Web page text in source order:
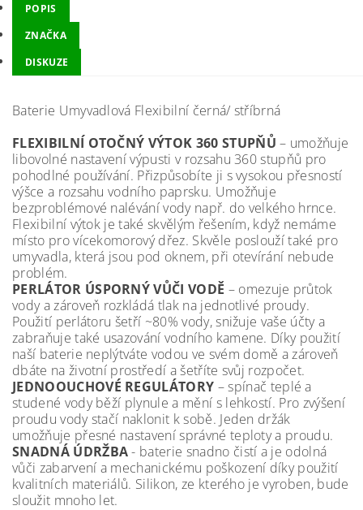
POPIS
ZNAČKA
DISKUZE
Baterie Umyvadlová Flexibilní černá/ stříbrná
FLEXIBILNÍ OTOČNÝ VÝTOK 360 STUPŇŮ – umožňuje
libovolné nastavení výpusti v rozsahu 360 stupňů pro
pohodlné používání. Přizpůsobíte ji s vysokou přesností
výšce a rozsahu vodního paprsku. Umožňuje
bezproblémové nalévání vody např. do velkého hrnce.
Flexibilní výtok je také skvělým řešením, když nemáme
místo pro vícekomorový dřez. Skvěle poslouží také pro
umyvadla, která jsou pod oknem, při otevírání nebude
problém.
PERLÁTOR ÚSPORNÝ VŮČI VODĚ – omezuje průtok
vody a zároveň rozkládá tlak na jednotlivé proudy.
Použití perlátoru šetří ~80% vody, snižuje vaše účty a
zabraňuje také usazování vodního kamene. Díky použití
naší baterie neplýtváte vodou ve svém domě a zároveň
dbáte na životní prostředí a šetříte svůj rozpočet.
JEDNOOUCHOVÉ REGULÁTORY – spínač teplé a
studené vody běží plynule a mění s lehkostí. Pro zvýšení
proudu vody stačí naklonit k sobě. Jeden držák
umožňuje přesné nastavení správné teploty a proudu.
SNADNÁ ÚDRŽBA- baterie snadno čistí a je odolná
vůči zabarvení a mechanickému poškození díky použití
kvalitních materiálů. Silikon, ze kterého je vyroben, bude
sloužit mnoho let.